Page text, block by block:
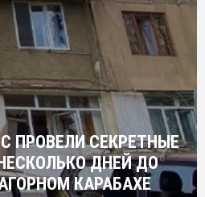
ПРОВЕЛИ СЕКРЕТНЫЕ
ДНЕЙ ДО
КАРАБАХЕ